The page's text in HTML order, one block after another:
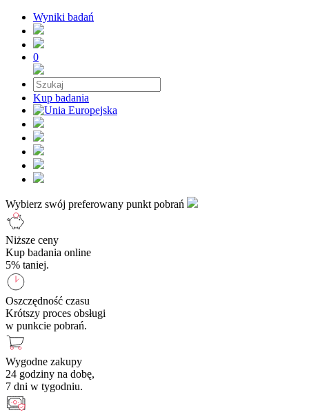
Wyniki badań
0
Kup badania
Wybierz swój preferowany punkt pobrań
Niższe ceny
Kup badania online
5% taniej.
Oszczędność czasu
Krótszy proces obsługi
w punkcie pobrań.
Wygodne zakupy
24 godziny na dobę,
7 dni w tygodniu.